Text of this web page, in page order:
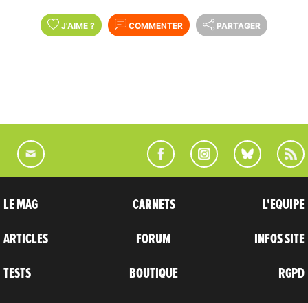
J'AIME ? COMMENTER PARTAGER
LE MAG
ARTICLES
TESTS
CARNETS
FORUM
BOUTIQUE
L'EQUIPE
INFOS SITE
RGPD